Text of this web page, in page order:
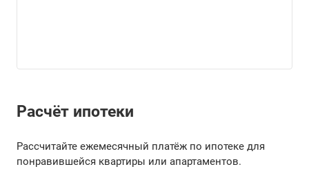
Расчёт ипотеки
Рассчитайте ежемесячный платёж по ипотеке для
понравившейся квартиры или апартаментов.